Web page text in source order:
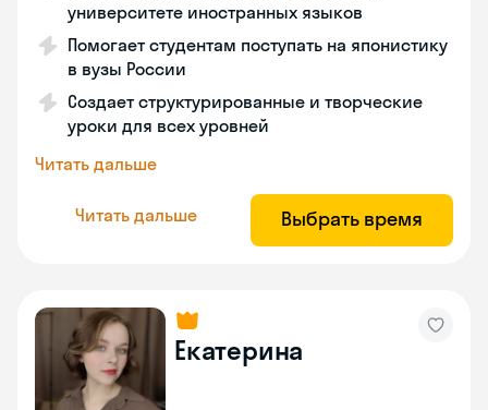
университете иностранных языков
Помогает студентам поступать на японистику
в вузы России
Создает структурированные и творческие
уроки для всех уровней
Читать дальше
Читать дальше Выбрать время
Екатерина